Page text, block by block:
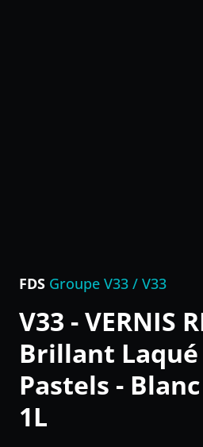
V33 - VERNIS
Brillant Laqué
Pastels -
1L
FDS Groupe V33 / V33